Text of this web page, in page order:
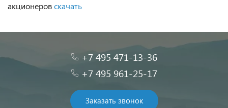
акционеровскачать
+7 495 471-13-36
+7 495 961-25-17
Заказать звонок